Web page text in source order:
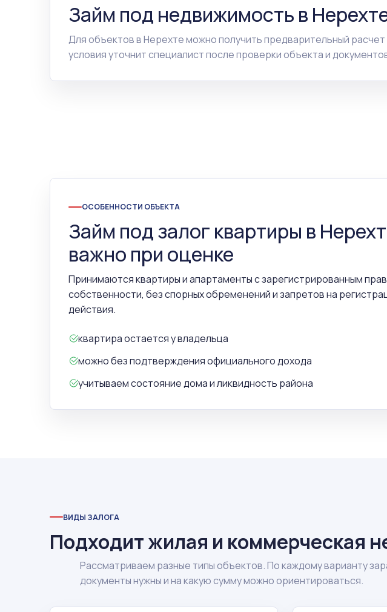
Займ под недвижимость в
Для объектов в Нерехте можно получить предварительный
условия уточнит специалист после проверки объекта и
ОСОБЕННОСТИ ОБЪЕКТА
Займ под залог квартиры в
важно при оценке
Принимаются квартиры и апартаменты с зарегистрированным
собственности, без спорных обременений и запретов на
действия.
квартира остается у владельца
можно без подтверждения официального дохода
учитываем состояние дома и ликвидность района
ВИДЫ ЗАЛОГА
Подходит жилая и коммерческая
Рассматриваем разные типы объектов. По каждому варианту
документы нужны и на какую сумму можно ориентироваться.